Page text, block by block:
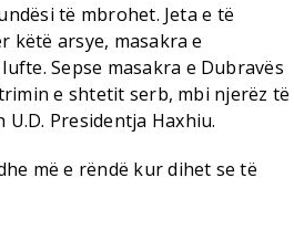
të mbrohet. Jeta e të
këtë arsye, masakra e
Sepse masakra e Dubravës
e shtetit serb, mbi njerëz të
Presidentja Haxhiu.
më e rëndë kur dihet se të